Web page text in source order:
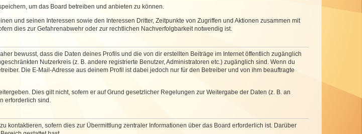
um das Board betreiben und anbieten zu können.
und seinen Interessen sowie den Interessen Dritter, Zeitpunkte von Zugriffen und Aktionen zusammen mit
dies zur Gefahrenabwehr oder zur rechtlichen Nachverfolgbarkeit notwendig ist.
bewusst, dass die Daten deines Profils und die von dir erstellten Beiträge im Internet öffentlich zugänglich
Nutzerkreis (z. B. andere registrierte Benutzer, Administratoren etc.) zugänglich sind. Wenn du
Die E-Mail-Adresse aus deinem Profil ist dabei jedoch nur für den Betreiber und von ihm beauftragte
Dies gilt nicht, sofern er auf Grund gesetzlicher Regelungen zur Weitergabe der Daten (z. B. an
erforderlich sind.
kontaktieren, sofern dies zur Übermittlung zentraler Informationen über das Board erforderlich ist. Darüber